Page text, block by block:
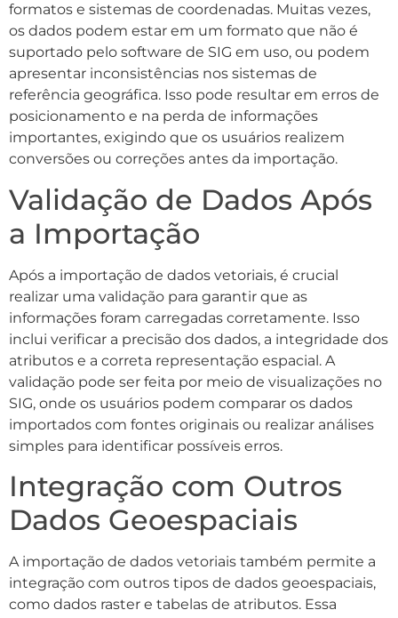
formatos e sistemas de coordenadas. Muitas vezes,
os dados podem estar em um formato que não é
suportado pelo software de SIG em uso, ou podem
apresentar inconsistências nos sistemas de
referência geográfica. Isso pode resultar em erros de
posicionamento e na perda de informações
importantes, exigindo que os usuários realizem
conversões ou correções antes da importação.
Validação de Dados Após
a Importação
Após a importação de dados vetoriais, é crucial
realizar uma validação para garantir que as
informações foram carregadas corretamente. Isso
inclui verificar a precisão dos dados, a integridade dos
atributos e a correta representação espacial. A
validação pode ser feita por meio de visualizações no
SIG, onde os usuários podem comparar os dados
importados com fontes originais ou realizar análises
simples para identificar possíveis erros.
Integração com Outros
Dados Geoespaciais
A importação de dados vetoriais também permite a
integração com outros tipos de dados geoespaciais,
como dados raster e tabelas de atributos. Essa